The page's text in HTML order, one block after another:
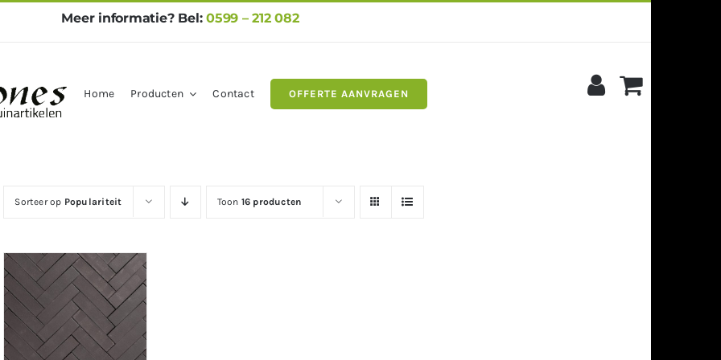
Meer informatie? Bel:0599 – 212 082
Home Producten Contact OFFERTE AANVRAGEN
Sorteer op Populariteit Toon 16 producten